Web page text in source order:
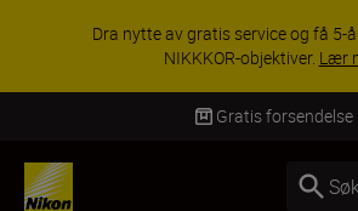
Dra nytte av gratis service og få 5-
NIKKKOR-objektiver. Lær
Gratis forsendelse